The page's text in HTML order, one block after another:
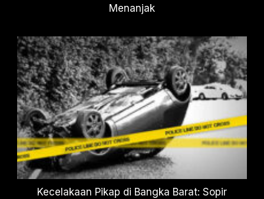
Menanjak
Kecelakaan Pikap di Bangka Barat: Sopir